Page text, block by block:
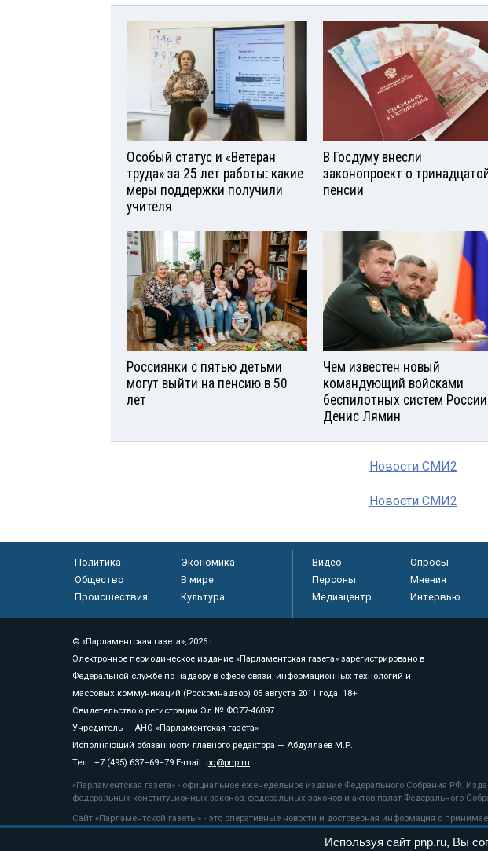
Особый статус и «Ветеран
труда» за 25 лет работы: какие
меры поддержки получили
учителя
В Госдуму внесли
законопроект о
пенсии
Россиянки с пятью детьми
могут выйти на пенсию в 50
лет
Чем известен новый
командующий войсками
беспилотных систем России
Денис Лямин
Новости СМИ2
Новости СМИ2
Политика
Экономика
Общество
В мире
Происшествия
Культура
Видео Опросы
Персоны
Мнения
Медиацентр
Интервью
© «Парламентская газета», 2026 г.
Электронное периодическое издание «Парламентская газета» зарегистрировано в
Федеральной службе по надзору в сфере связи, информационных технологий и
массовых коммуникаций (Роскомнадзор) 05 августа 2011 года. 18+
Свидетельство о регистрации Эл № ФС77-46097
Учредитель — АНО «Парламентская газета»
Исполняющий обязанности главного редактора — Абдуллаев М.Р.
Тел.: +7 (495) 637–69–79 E-mail: pg@pnp.ru
«Парламентская газета» - официальное еженедельное издание Федерального Собрания РФ.
федеральных конституционных законов, федеральных законов и актов палат Федерального
Сайт «Парламентской газеты» - это оперативные новости и достоверная информация о
«Парламентской газеты» активная ссылка на pnp.ru обязательна.
Используя сайт pnp.ru, Вы